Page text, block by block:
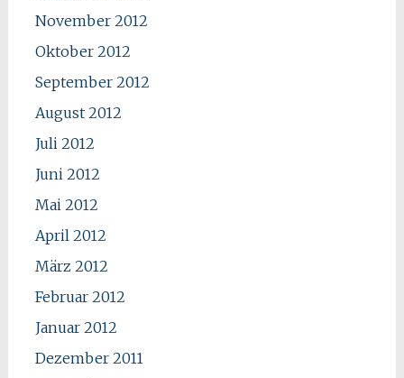
November 2012
Oktober 2012
September 2012
August 2012
Juli 2012
Juni 2012
Mai 2012
April 2012
März 2012
Februar 2012
Januar 2012
Dezember 2011